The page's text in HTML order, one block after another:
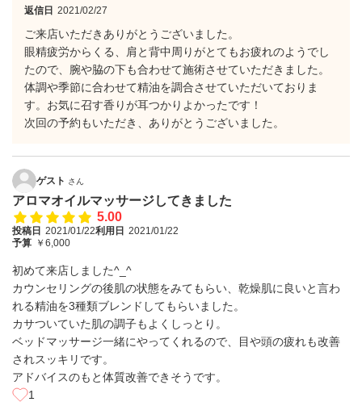
返信日 2021/02/27
ご来店いただきありがとうございました。
眼精疲労からくる、肩と背中周りがとてもお疲れのようでし
たので、腕や脇の下も合わせて施術させていただきました。
体調や季節に合わせて精油を調合させていただいておりま
す。お気に召す香りが耳つかりよかったです！
次回の予約もいただき、ありがとうございました。
ゲスト さん
アロマオイルマッサージしてきました
5.00
投稿日 2021/01/22利用日 2021/01/22
予算 ￥6,000
初めて来店しました^_^
カウンセリングの後肌の状態をみてもらい、乾燥肌に良いと言わ
れる精油を3種類ブレンドしてもらいました。
カサついていた肌の調子もよくしっとり。
ベッドマッサージ一緒にやってくれるので、目や頭の疲れも改善
されスッキリです。
アドバイスのもと体質改善できそうです。
1